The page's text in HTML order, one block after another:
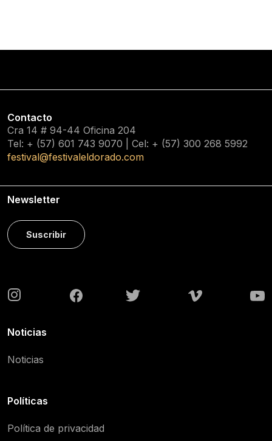
Contacto
Cra 14 # 94-44 Oficina 204
Tel: + (57) 601 743 9070 | Cel: + (57) 300 268 5992
festival@festivaleldorado.com
Newsletter
Suscribir
Noticias
Noticias
Políticas
Política de privacidad